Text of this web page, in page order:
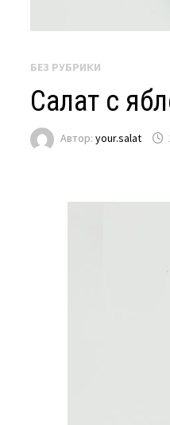
БЕЗ РУБРИКИ
Салат с
Автор:your.salat